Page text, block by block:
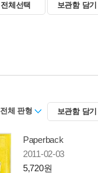
전체선택 보관함 담기
전체 판형 보관함 담기
Paperback
2011-02-03
5,720원